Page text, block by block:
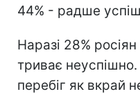
44% - радше
Наразі 28%
триває
перебіг як вкрай